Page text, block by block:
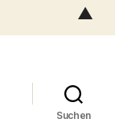
Suchen
▲